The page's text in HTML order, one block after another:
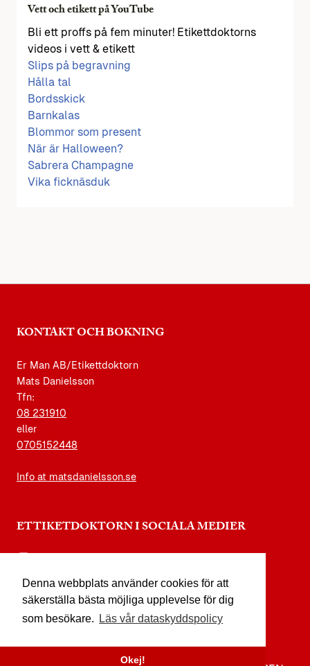
Denna webbplats använder cookies för att
säkerställa bästa möjliga upplevelse för dig
som besökare.
Läs vår dataskyddspolicy
Okej!
Vett och etikett på YouTube
Bli ett proffs på fem minuter! Etikettdoktorns
videos i vett & etikett
Slips på begravning
Hålla tal
Bordsskick
Barnkalas
Blommor som present
När är Halloween?
Sabrera Champagne
Vika ficknäsduk
KONTAKT OCH BOKNING
Er Man AB/Etikettdoktorn
Mats Danielsson
Tfn:
08 231910
eller
0705152448
Info at matsdanielsson.se
ETTIKETDOKTORN I SOCIALA MEDIER
facebook.com/etikettdoktorn
youtube.com/etikettdoktorn